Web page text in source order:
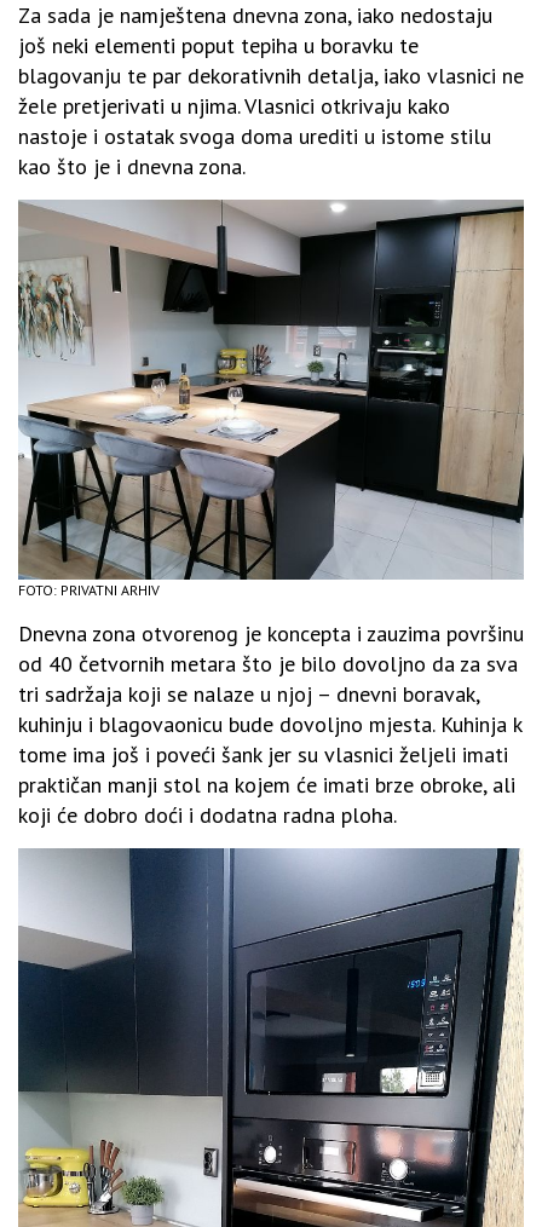
Za sada je namještena dnevna zona, iako nedostaju
još neki elementi poput tepiha u boravku te
blagovanju te par dekorativnih detalja, iako vlasnici ne
žele pretjerivati u njima. Vlasnici otkrivaju kako
nastoje i ostatak svoga doma urediti u istome stilu
kao što je i dnevna zona.
FOTO: PRIVATNI ARHIV
Dnevna zona otvorenog je koncepta i zauzima površinu
od 40 četvornih metara što je bilo dovoljno da za sva
tri sadržaja koji se nalaze u njoj – dnevni boravak,
kuhinju i blagovaonicu bude dovoljno mjesta. Kuhinja k
tome ima još i poveći šank jer su vlasnici željeli imati
praktičan manji stol na kojem će imati brze obroke, ali
koji će dobro doći i dodatna radna ploha.